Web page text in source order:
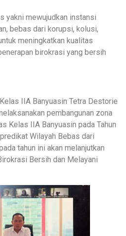
yakni mewujudkan instansi
bebas dari korupsi, kolusi,
meningkatkan kualitas
birokrasi yang bersih
IIA Banyuasin Tetra Destorie
pembangunan zona
Kelas IIA Banyuasin pada Tahun
Wilayah Bebas dari
tahun ini akan melanjutkan
Bersih dan Melayani